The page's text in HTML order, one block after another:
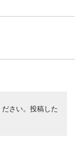
さい。投稿した